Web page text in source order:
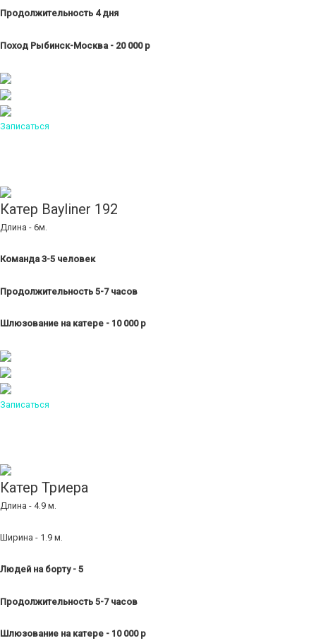
Продолжительность 4 дня
Поход Рыбинск-Москва - 20 000 р
Записаться
Катер Bayliner 192
Длина - 6м.
Команда 3-5 человек
Продолжительность 5-7 часов
Шлюзование на катере - 10 000 р
Записаться
Катер Триера
Длина - 4.9 м.
Ширина - 1.9 м.
Людей на борту - 5
Продолжительность 5-7 часов
Шлюзование на катере - 10 000 р